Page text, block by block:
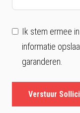
Ik stem ermee
informatie
garanderen.
Verstuur